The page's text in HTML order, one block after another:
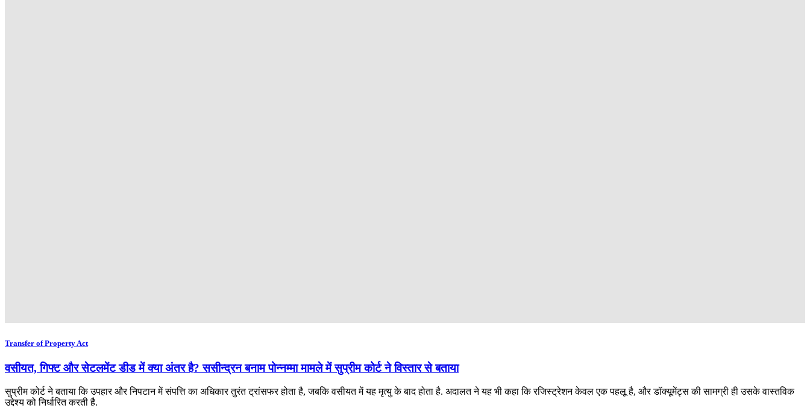
Transfer of Property Act
वसीयत, गिफ्ट और सेटलमेंट डीड में क्या अंतर है? ससीन्द्रन बनाम पोन्नम्मा मामले में सुप्रीम कोर्ट ने विस्तार से बताया
सुप्रीम कोर्ट ने बताया कि उपहार और निपटान में संपत्ति का अधिकार तुरंत ट्रांसफर होता है, जबकि वसीयत में यह मृत्यु के बाद होता है. अदालत ने यह भी कहा कि रजिस्ट्रेशन केवल एक पहलू है, और डॉक्यूमेंट्स की सामग्री ही उसके वास्तविक
उद्देश्य को निर्धारित करती है.